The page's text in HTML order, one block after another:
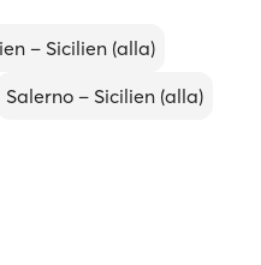
– Sicilien (alla)
Salerno – Sicilien (alla)